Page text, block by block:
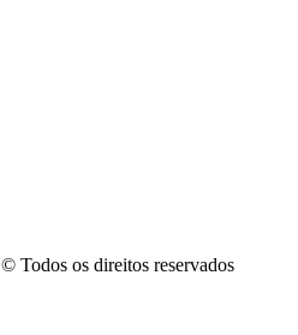
© Todos os direitos reservados